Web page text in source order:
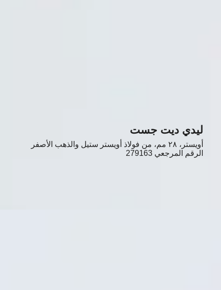
ليدي ديت جست
أويستر، ٢٨ مم، من فولاذ أويستر ستيل والذهب الأصفر
الرقم المرجعي 279163